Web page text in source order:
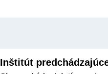
Inštitút